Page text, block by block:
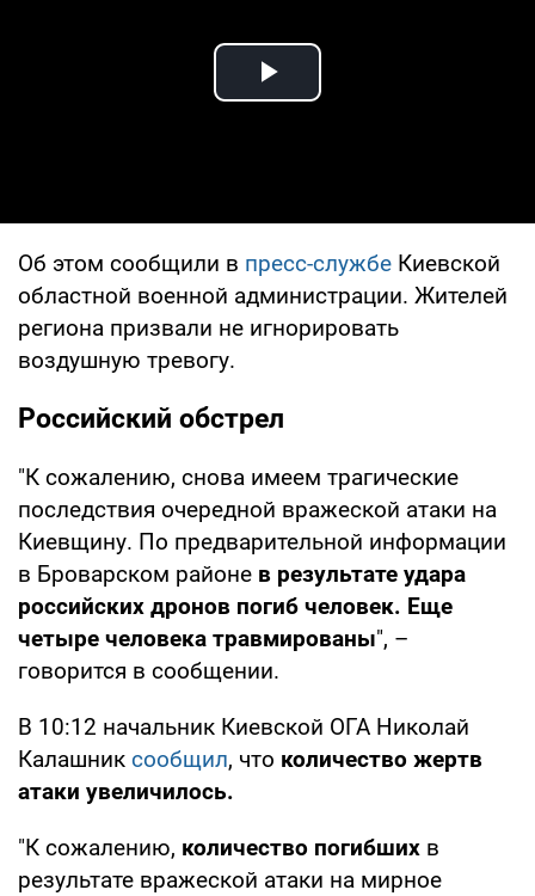
Play Video
Об этом сообщили в пресс-службе Киевской
областной военной администрации. Жителей
региона призвали не игнорировать
воздушную тревогу.
Российский обстрел
"К сожалению, снова имеем трагические
последствия очередной вражеской атаки на
Киевщину. По предварительной информации
в Броварском районе в результате удара
российских дронов погиб человек. Еще
четыре человека травмированы", –
говорится в сообщении.
В 10:12 начальник Киевской ОГА Николай
Калашник сообщил, что количество жертв
атаки увеличилось.
"К сожалению, количество погибших в
результате вражеской атаки на мирное